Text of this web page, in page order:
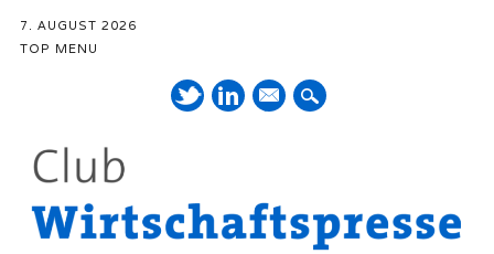
7. AUGUST 2026
TOP MENU
Mail